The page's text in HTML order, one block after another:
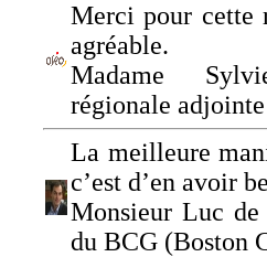
Merci pour cette
agréable.
Madame
régionale
La meilleure
c’est d’en avoir
Monsieur Luc de
du BCG (Boston